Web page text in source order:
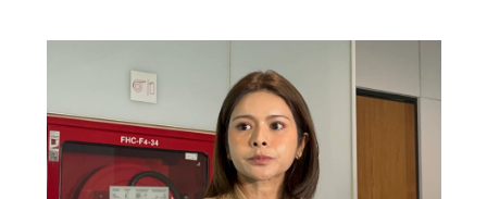
พัฒนาอย่างยั่งยืน แถลงคัดค้านการเยือนไทยอย่างเป็นทางการ